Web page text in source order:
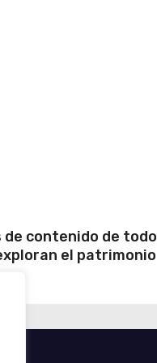
de contenido de todo
el patrimonio